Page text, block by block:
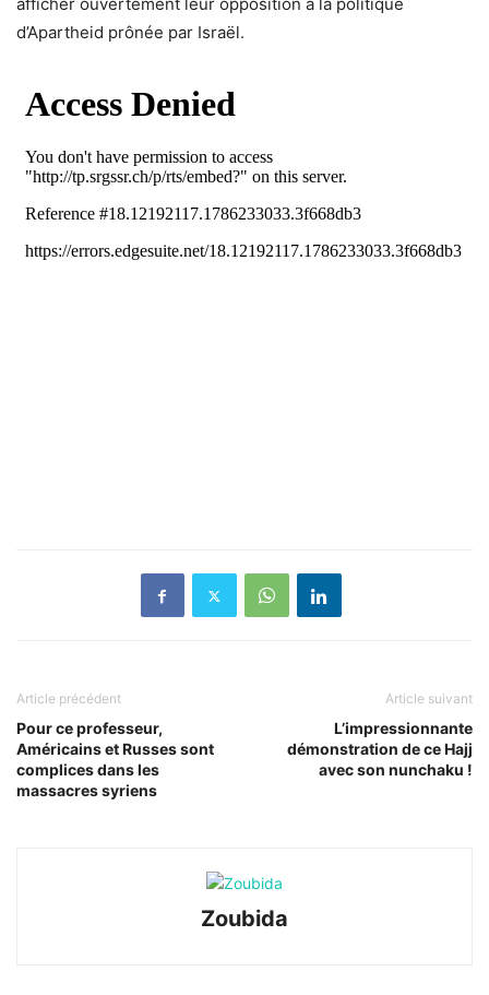
d’Apartheid prônée par Israël.
Article précédent
Pour ce professeur,
Américains et Russes sont
complices dans les
massacres syriens
Article suivant
L’impressionnante
démonstration de ce Hajj
avec son nunchaku !
Zoubida